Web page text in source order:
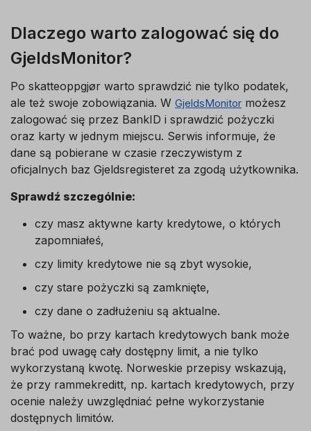
Dlaczego warto zalogować się do
GjeldsMonitor?
Po skatteoppgjør warto sprawdzić nie tylko podatek,
ale też swoje zobowiązania. W GjeldsMonitor możesz
zalogować się przez BankID i sprawdzić pożyczki
oraz karty w jednym miejscu. Serwis informuje, że
dane są pobierane w czasie rzeczywistym z
oficjalnych baz Gjeldsregisteret za zgodą użytkownika.
Sprawdź szczególnie:
czy masz aktywne karty kredytowe, o których
zapomniałeś,
czy limity kredytowe nie są zbyt wysokie,
czy stare pożyczki są zamknięte,
czy dane o zadłużeniu są aktualne.
To ważne, bo przy kartach kredytowych bank może
brać pod uwagę cały dostępny limit, a nie tylko
wykorzystaną kwotę. Norweskie przepisy wskazują,
że przy rammekreditt, np. kartach kredytowych, przy
ocenie należy uwzględniać pełne wykorzystanie
dostępnych limitów.